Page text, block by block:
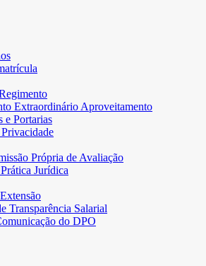
Extraordinário Aproveitamento
e Portarias
Própria de Avaliação
Jurídica
Transparência Salarial
do DPO